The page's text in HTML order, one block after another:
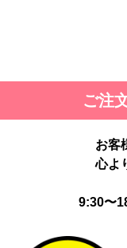
ご注
お客
心よ
9:30〜